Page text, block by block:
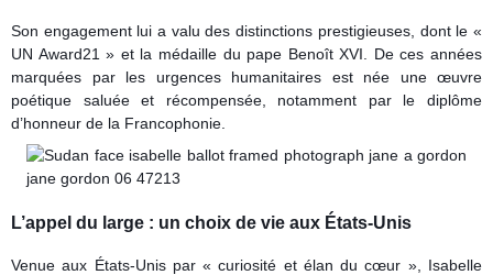
Son engagement lui a valu des distinctions prestigieuses, dont le «
UN Award21 » et la médaille du pape Benoît XVI. De ces années
marquées par les urgences humanitaires est née une œuvre
poétique saluée et récompensée, notamment par le diplôme
d’honneur de la Francophonie.
L’appel du large : un choix de vie aux États-Unis
Venue aux États-Unis par « curiosité et élan du cœur », Isabelle